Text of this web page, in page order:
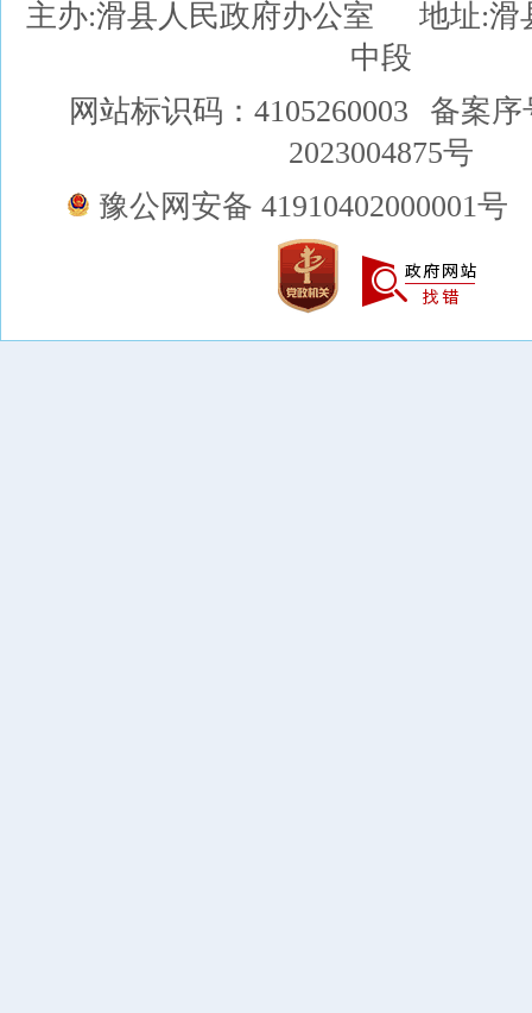
主办:滑县人民政府办公室
地址:滑
中段
网站标识码：4105260003
备案序
2023004875号
豫公网安备 41910402000001号